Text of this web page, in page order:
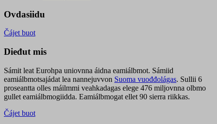
Ovdasiidu
Čájet buot
Dieđut mis
Sámit leat Eurohpa uniovnna áidna eamiálbmot. Sámiid
eamiálbmotsajádat lea nannejuvvon Suoma vuođđolágas. Sullii 6
proseantta olles máilmmi veahkadagas elege 476 miljovnna olbmo
gullet eamiálbmogiidda. Eamiálbmogat ellet 90 sierra riikkas.
Čájet buot